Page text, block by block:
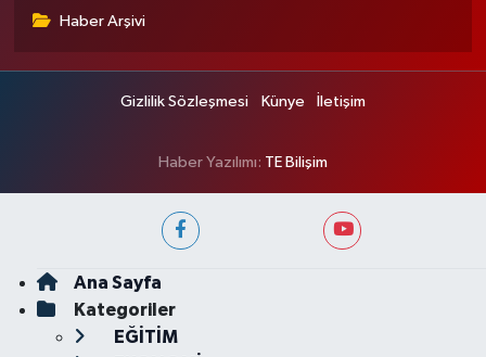
Haber Arşivi
Gizlilik Sözleşmesi Künye İletişim
Haber Yazılımı: TE Bilişim
Ana Sayfa
Kategoriler
EĞİTİM